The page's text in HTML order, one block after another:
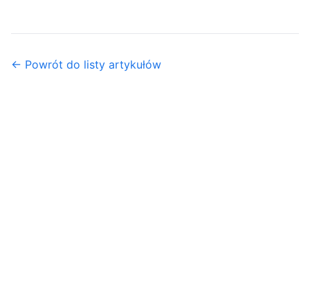
← Powrót do listy artykułów